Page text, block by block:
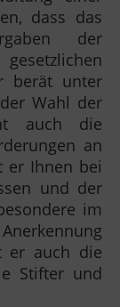
dass das
der
berät unter
Wahl der
auch die
an
er Ihnen bei
und der
im
er auch die
Stifter und